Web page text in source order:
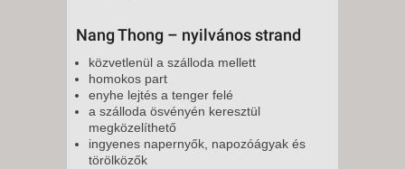
Nang Thong – nyilvános strand
közvetlenül a szálloda mellett
homokos part
enyhe lejtés a tenger felé
a szálloda ösvényén keresztül
megközelíthető
ingyenes napernyők, napozóágyak és
törölközők